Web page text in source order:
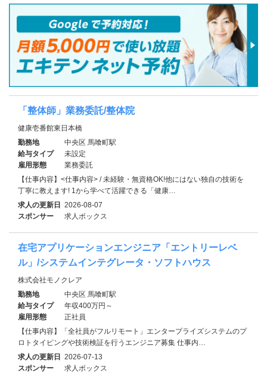
「整体師」業務委託/整体院
健康壱番館東日本橋
勤務地
中央区 馬喰町駅
給与タイプ
未設定
雇用形態
業務委託
【仕事内容】<仕事内容> / 未経験・無資格OK!他にはない独自の技術を
丁寧に教えます! 1から学べて活躍できる「健康…
求人の更新日 2026-08-07
スポンサー
求人ボックス
在宅アプリケーションエンジニア「エントリーレベ
ル」/システムインテグレータ・ソフトハウス
株式会社モノクレア
勤務地
中央区 馬喰町駅
給与タイプ
年収400万円～
雇用形態
正社員
【仕事内容】「全社員がフルリモート」エンタープライズシステムのプ
ロトタイピングや技術検証を行うエンジニア募集 仕事内…
求人の更新日 2026-07-13
スポンサー
求人ボックス